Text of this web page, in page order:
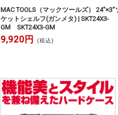
MAC TOOLS（マックツールズ） 24"×3"
ケットシェルフ(ガンメタ) | SKT24X3-
GM SKT24X3-GM
9,920円 (税込)